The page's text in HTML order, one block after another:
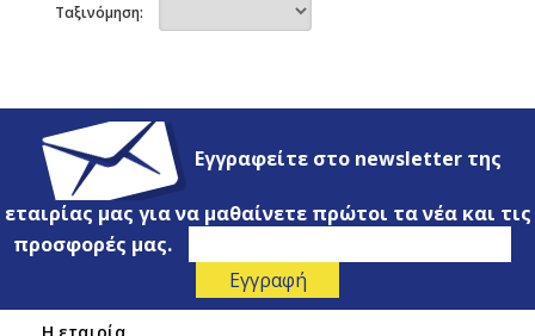
Ταξινόμηση:
Εγγραφείτε στο newsletter της
εταιρίας μας για να μαθαίνετε πρώτοι τα νέα και τις
προσφορές μας.
Η εταιρία